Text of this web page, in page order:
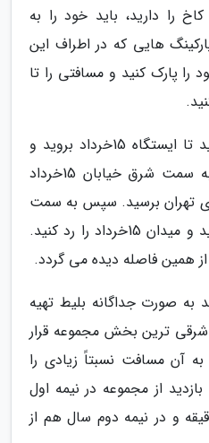
را دارید، باید خود را به
هایی که در اطراف این
را پارک کنید و مسافتی را تا
با استفاده از خط 1 مترو باید تا ایستگاه 15خرداد بروید و
پس از خارج شدن از آن، به سمت شرق خیابان 15خرداد
تهران برسید. سپس به سمت
چپ خود (جهت شمال) بروید و میدان 15خرداد را رد کنید.
همین فاصله دیده می گردد.
به صورت جداگانه بلیط تهیه
شرقی ترین بخش مجموعه قرار
آن مسافت نسبتاً زیادی را
از مجموعه در نیمه اول
از 9:00 صبح تا 17:30 دقیقه و در نیمه دوم سال هم از